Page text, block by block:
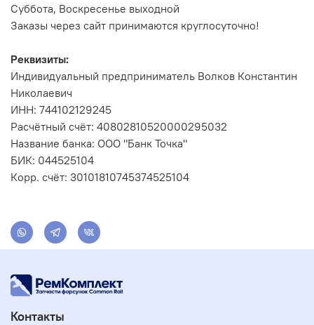
Суббота, Воскресенье выходной
Заказы через сайт принимаются круглосуточно!
Реквизиты:
Индивидуальный предприниматель Волков Константин
Николаевич
ИНН: 744102129245
Расчётный счёт: 40802810520000295032
Название банка: ООО "Банк Точка"
БИК: 044525104
Корр. счёт: 30101810745374525104
Контакты